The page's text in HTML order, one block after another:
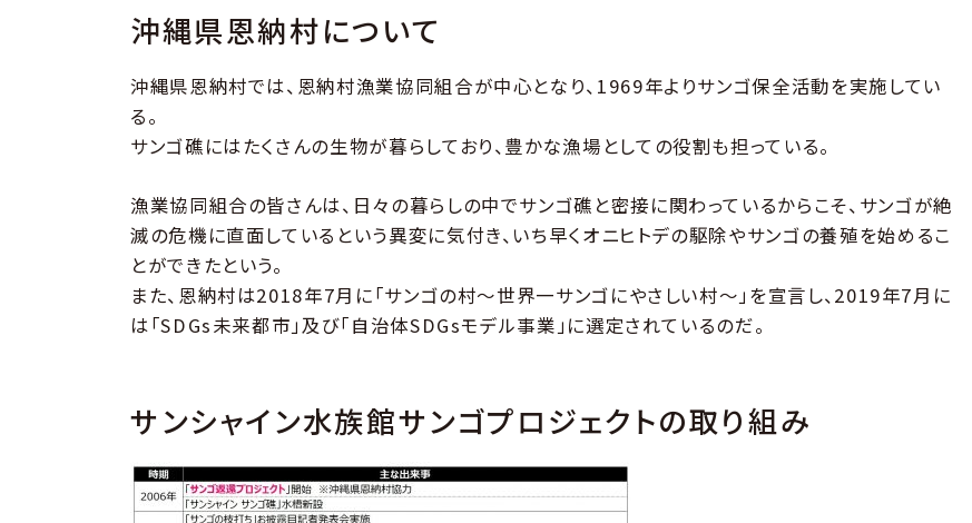
沖縄県恩納村について
沖縄県恩納村では、恩納村漁業協同組合が中心となり、1969年よりサンゴ保全活動を実施してい
る。
サンゴ礁にはたくさんの生物が暮らしており、豊かな漁場としての役割も担っている。
漁業協同組合の皆さんは、日々の暮らしの中でサンゴ礁と密接に関わっているからこそ、サンゴが絶
滅の危機に直面しているという異変に気付き、いち早くオニヒトデの駆除やサンゴの養殖を始めるこ
とができたという。
また、恩納村は2018年7月に「サンゴの村～世界一サンゴにやさしい村～」を宣言し、2019年7月に
は「SDGs未来都市」及び「自治体SDGsモデル事業」に選定されているのだ。
サンシャイン水族館サンゴプロジェクトの取り組み